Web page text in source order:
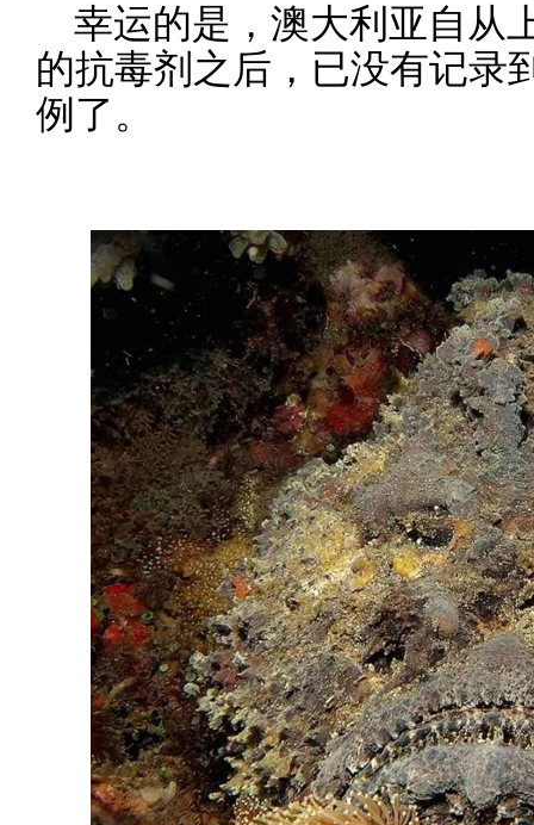
幸运的是，澳大利亚自从
的抗毒剂之后，已没有记录
例了。